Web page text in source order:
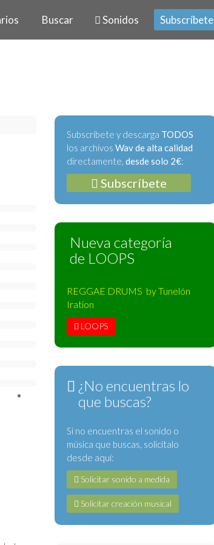
Buscar Sonidos Subscríbete
Subscríbete y descarga TODOS
los archivos Wav de alta calidad
directamente, desde solo 2€:
Subscríbete
Nueva categoría
de LOOPS
REGGAE DRUMS by Tunelón
Iration
LOOPS
¿No encuentras lo
que buscas?
Si no encuentras el sonido o
música que buscas, solicítalo
desde aquí:
Solicitar sonido a medida
Solicitar creación musical